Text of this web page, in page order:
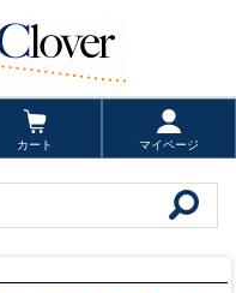
カート マイページ